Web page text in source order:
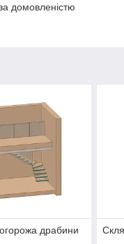
домовленістю
драбини